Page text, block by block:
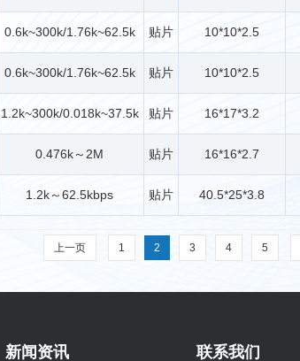
0.6k~300k/1.76k~62.5k 贴片 10*10*2.5
0.6k~300k/1.76k~62.5k 贴片 10*10*2.5
1.2k~300k/0.018k~37.5k 贴片 16*17*3.2
0.476k～2M 贴片 16*16*2.7
1.2k～62.5kbps 贴片 40.5*25*3.8
上一页 1 2 3 4 5
新闻资讯 联系我们